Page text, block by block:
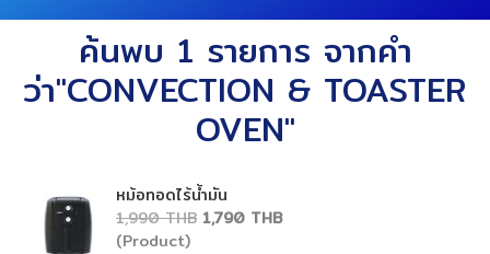
ค้นพบ 1 รายการ จากคำ
ว่า"CONVECTION & TOASTER
OVEN"
หม้อทอดไร้น้ำมัน
1,990 THB 1,790 THB
(Product)